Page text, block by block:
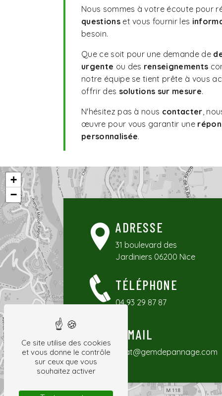
Nous sommes à votre écoute pour
questionset vous fournir les
besoin.
Que ce soit pour une demande de
urgente ou des renseignements
notre équipe se tient prête à vous
offrir des solutions sur mesure.
N'hésitez pas à nous contacter ,
œuvre pour vous garantir une
personnalisée.
ADRESSE
31 boulevard des
Jardiniers 06200 Nice
TÉLÉPHONE
04 93 29 87 87
E-MAIL
dcat@gemdepannage.com
Cliquez sur la carte et
+
−
Ce site utilise des cookies
et vous donne le contrôle
sur ceux que vous
souhaitez activer